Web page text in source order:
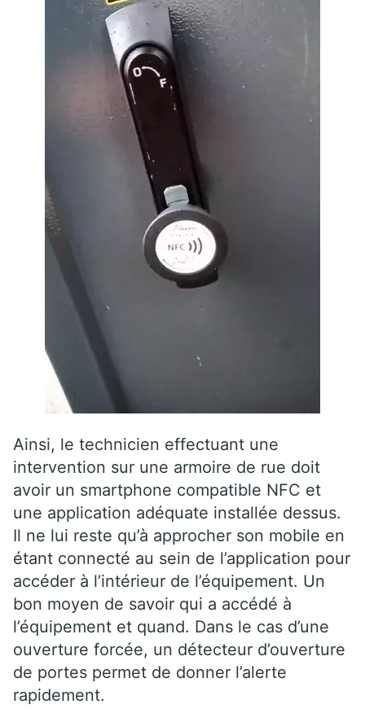
Ainsi, le technicien effectuant une
intervention sur une armoire de rue doit
avoir un smartphone compatible NFC et
une application adéquate installée dessus.
Il ne lui reste qu’à approcher son mobile en
étant connecté au sein de l’application pour
accéder à l’intérieur de l’équipement. Un
bon moyen de savoir qui a accédé à
l’équipement et quand. Dans le cas d’une
ouverture forcée, un détecteur d’ouverture
de portes permet de donner l’alerte
rapidement.